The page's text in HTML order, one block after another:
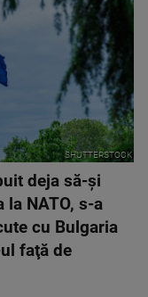
SHUTTERSTOCK
deja să-şi
la NATO, s-a
cu Bulgaria
faţă de